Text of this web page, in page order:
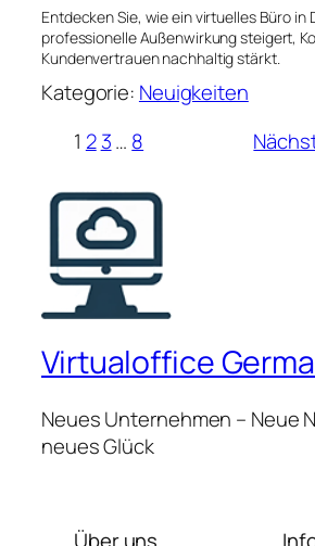
Entdecken Sie, wie ein virtuelles Büro in
professionelle Außenwirkung steigert,
Kundenvertrauen nachhaltig stärkt.
Kategorie: Neuigkeiten
1 2 3… 8
Virtualoffice
Neues Unternehmen – Neue
neues Glück